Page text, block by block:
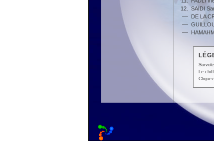
12. SAIDI
--- DE LA
---
---
Le